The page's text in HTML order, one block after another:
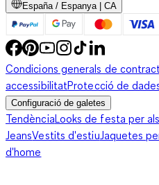
España / Espanya | CA
Condicions generals de
accessibilitatProtecció de
Configuració de galetes
TendènciaLooks de festa per
JeansVestits d'estiuJaquetes
d'home